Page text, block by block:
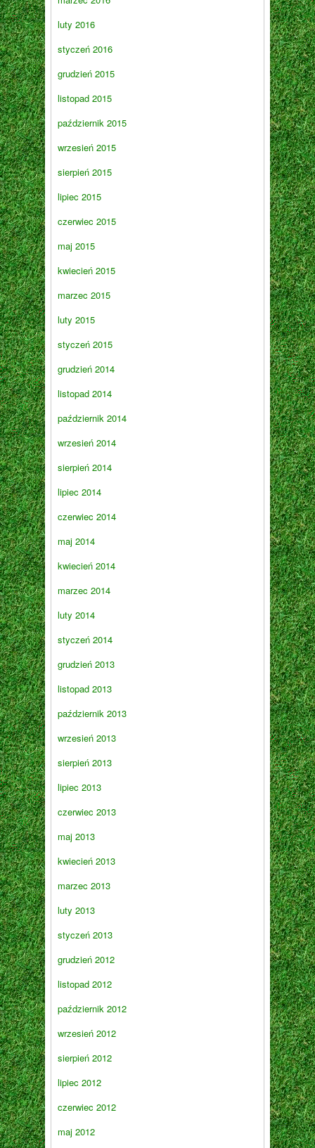
luty 2016
styczeń 2016
grudzień 2015
listopad 2015
październik 2015
wrzesień 2015
sierpień 2015
lipiec 2015
czerwiec 2015
maj 2015
kwiecień 2015
marzec 2015
luty 2015
styczeń 2015
grudzień 2014
listopad 2014
październik 2014
wrzesień 2014
sierpień 2014
lipiec 2014
czerwiec 2014
maj 2014
kwiecień 2014
marzec 2014
luty 2014
styczeń 2014
grudzień 2013
listopad 2013
październik 2013
wrzesień 2013
sierpień 2013
lipiec 2013
czerwiec 2013
maj 2013
kwiecień 2013
marzec 2013
luty 2013
styczeń 2013
grudzień 2012
listopad 2012
październik 2012
wrzesień 2012
sierpień 2012
lipiec 2012
czerwiec 2012
maj 2012